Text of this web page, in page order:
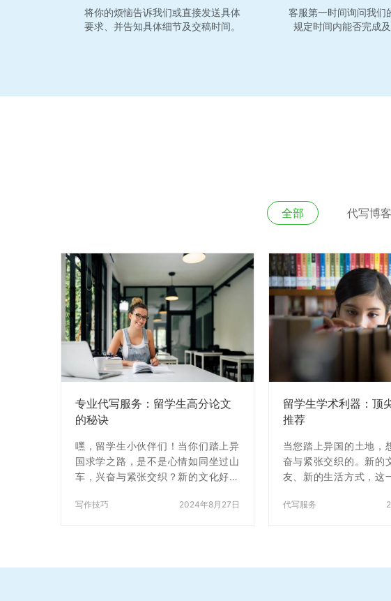
将你的烦恼告诉我们或直接发送具体
要求、并告知具体细节及交稿时间。
客服第一时间询问我们
规定时间内能否完成及
全部 代写博客
专业代写服务：留学生高分论文
的秘诀
嘿，留学生小伙伴们！当你们踏上异
国求学之路，是不是心情如同坐过山
车，兴奋与紧张交织？新的文化好似
生活宛如精彩冒险。可随着学期前
们就一块儿探讨如何化解这些学术难
写作技巧 2024年8月27日
留学生学术利器：顶
推荐
当您踏上异国的土地，
奋与紧张交织的。新的
友、新的生活方式，这
学术方面的压力逐渐显
理运用代写服务，使您
代写服务